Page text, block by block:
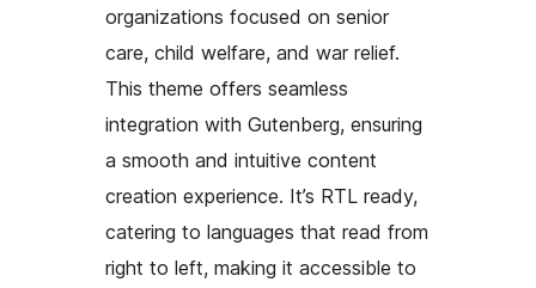
organizations focused on senior
care, child welfare, and war relief.
This theme offers seamless
integration with Gutenberg, ensuring
a smooth and intuitive content
creation experience. It’s RTL ready,
catering to languages that read from
right to left, making it accessible to